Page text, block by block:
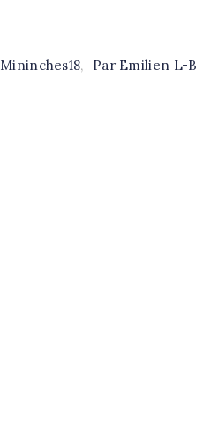
Mininches18, Par Emilien L-B